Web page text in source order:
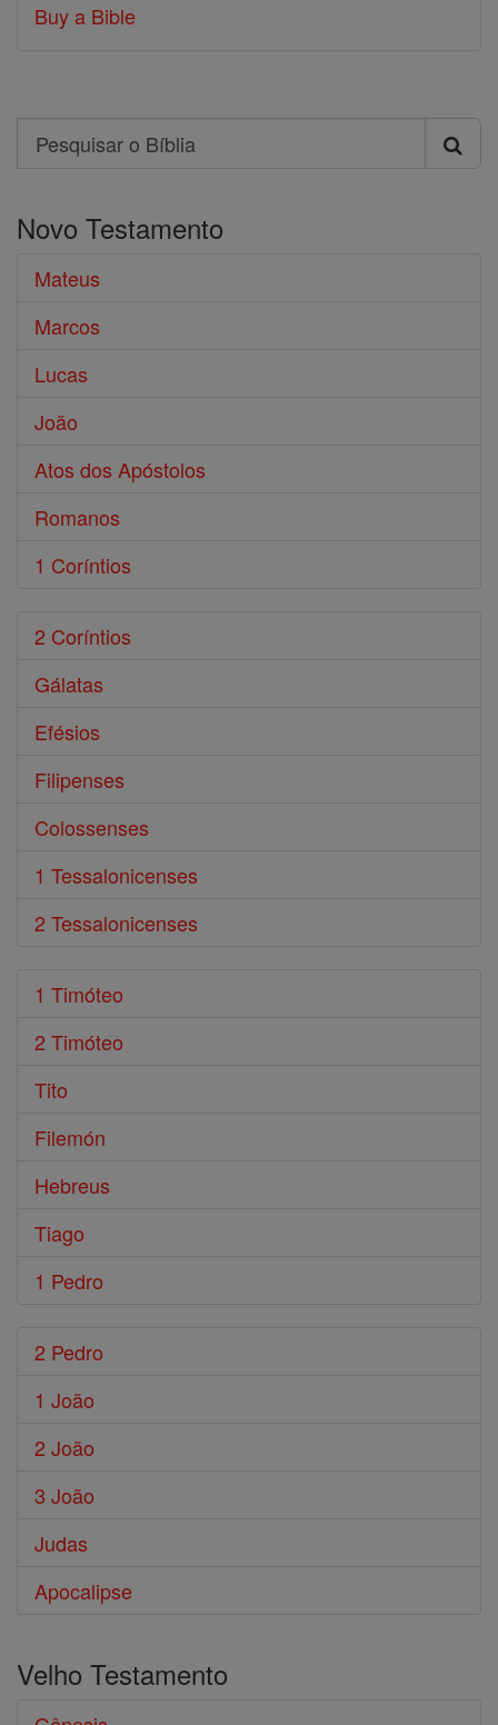
Buy a Bible
Search
Pesquisar
Bíblia
Novo Testamento
Mateus
Marcos
Lucas
João
Atos dos Apóstolos
Romanos
1 Coríntios
2 Coríntios
Gálatas
Efésios
Filipenses
Colossenses
1 Tessalonicenses
2 Tessalonicenses
1 Timóteo
2 Timóteo
Tito
Filemón
Hebreus
Tiago
1 Pedro
2 Pedro
1 João
2 João
3 João
Judas
Apocalipse
Velho Testamento